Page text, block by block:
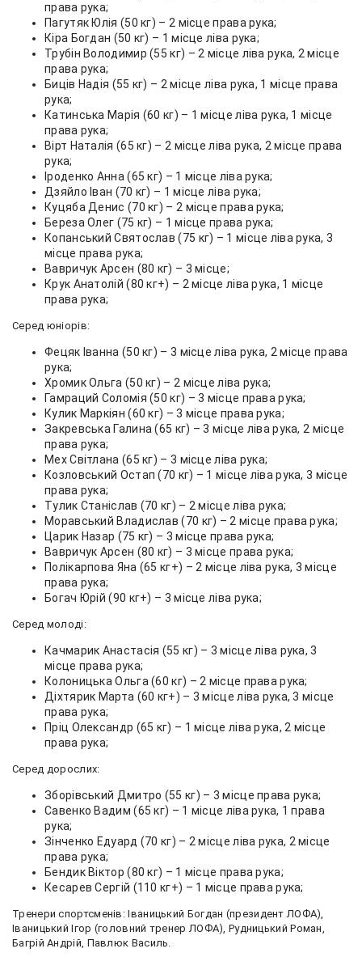
права рука;
Пагутяк Юлія (50 кг) – 2 місце права рука;
Кіра Богдан (50 кг) – 1 місце ліва рука;
Трубін Володимир (55 кг) – 2 місце ліва рука, 2 місце
права рука;
Биців Надія (55 кг) – 2 місце ліва рука, 1 місце права
рука;
Катинська Марія (60 кг) – 1 місце ліва рука, 1 місце
права рука;
Вірт Наталія (65 кг) – 2 місце ліва рука, 2 місце права
рука;
Іроденко Анна (65 кг) – 1 місце ліва рука;
Дзяйло Іван (70 кг) – 1 місце ліва рука;
Куцяба Денис (70 кг) – 2 місце права рука;
Береза Олег (75 кг) – 1 місце права рука;
Копанський Святослав (75 кг) – 1 місце ліва рука, 3
місце права рука;
Вавричук Арсен (80 кг) – 3 місце;
Крук Анатолій (80 кг+) – 2 місце ліва рука, 1 місце
права рука;
Серед юніорів:
Фецяк Іванна (50 кг) – 3 місце ліва рука, 2 місце права
рука;
Хромик Ольга (50 кг) – 2 місце ліва рука;
Гамраций Соломія (50 кг) – 3 місце права рука;
Кулик Маркіян (60 кг) – 3 місце права рука;
Закревська Галина (65 кг) – 3 місце ліва рука, 2 місце
права рука;
Мех Світлана (65 кг) – 3 місце ліва рука;
Козловський Остап (70 кг) – 1 місце ліва рука, 3 місце
права рука;
Тулик Станіслав (70 кг) – 2 місце ліва рука;
Моравський Владислав (70 кг) – 2 місце права рука;
Царик Назар (75 кг) – 3 місце права рука;
Вавричук Арсен (80 кг) – 3 місце права рука;
Полікарпова Яна (65 кг+) – 2 місце ліва рука, 3 місце
права рука;
Богач Юрій (90 кг+) – 3 місце ліва рука;
Серед молоді:
Качмарик Анастасія (55 кг) – 3 місце ліва рука, 3
місце права рука;
Колоницька Ольга (60 кг) – 2 місце права рука;
Діхтярик Марта (60 кг+) – 3 місце ліва рука, 3 місце
права рука;
Пріц Олександр (65 кг) – 1 місце ліва рука, 2 місце
права рука;
Серед дорослих:
Зборівський Дмитро (55 кг) – 3 місце права рука;
Савенко Вадим (65 кг) – 1 місце ліва рука, 1 права
рука;
Зінченко Едуард (70 кг) – 2 місце ліва рука, 2 місце
права рука;
Бендик Віктор (80 кг) – 1 місце права рука;
Кесарев Сергій (110 кг+) – 1 місце права рука;
Тренери спортсменів: Іваницький Богдан (президент ЛОФА),
Іваницький Ігор (головний тренер ЛОФА), Рудницький Роман,
Багрій Андрій, Павлюк Василь.